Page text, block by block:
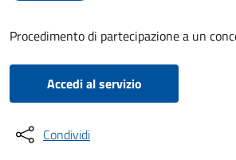
Procedimento di partecipazione a un
Accedi al servizio
Condividi